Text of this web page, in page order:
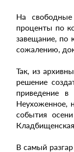
На
проценты по
завещание, по
сожалению,
Так, из
решение
приведение
Неухоженное,
события
В самый